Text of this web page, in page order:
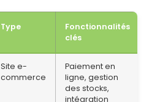
Type
Fonctionnalités
clés
Site e-
commerce
Paiement en
ligne, gestion
des stocks,
intégration